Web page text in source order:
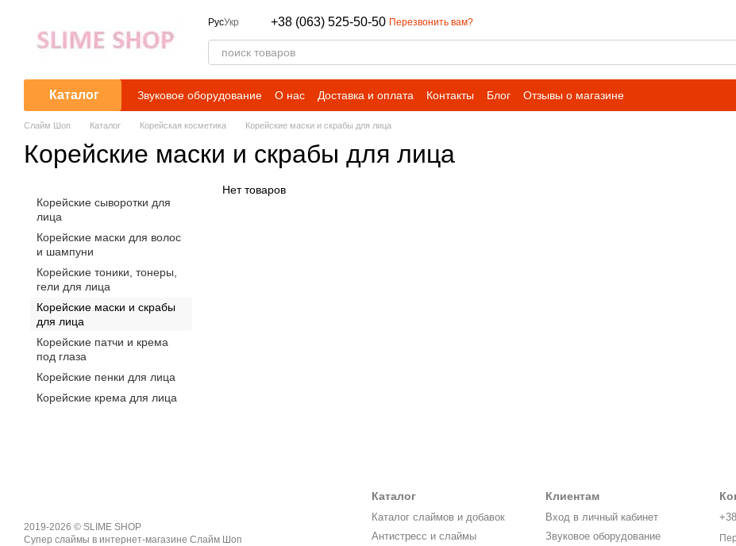
РусУкр +38 (063) 525-50-50 Перезвонить вам?
Каталог Звуковое оборудование О нас Доставка и оплата Контакты Блог Отзывы о магазине
Слайм Шоп Каталог Корейская косметика Корейские маски и скрабы для лица
Корейские маски и скрабы для лица
Нет товаров
Корейские сыворотки для
лица
Корейские маски для волос
и шампуни
Корейские тоники, тонеры,
гели для лица
Корейские маски и скрабы
для лица
Корейские патчи и крема
под глаза
Корейские пенки для лица
Корейские крема для лица
2019-2026 © SLIME SHOP
Супер слаймы в интернет-магазине Слайм Шоп
Каталог
Каталог слаймов и добавок
Антистресс и слаймы
Клиентам
Вход в личный кабинет
Звуковое оборудование